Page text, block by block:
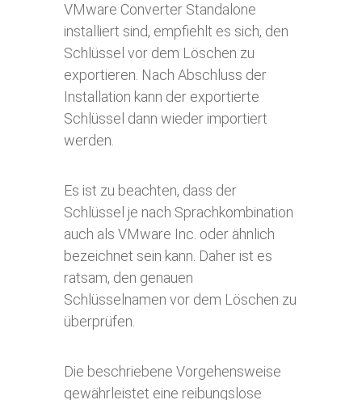
VMware Converter Standalone
installiert sind, empfiehlt es sich, den
Schlüssel vor dem Löschen zu
exportieren. Nach Abschluss der
Installation kann der exportierte
Schlüssel dann wieder importiert
werden.
Es ist zu beachten, dass der
Schlüssel je nach Sprachkombination
auch als VMware Inc. oder ähnlich
bezeichnet sein kann. Daher ist es
ratsam, den genauen
Schlüsselnamen vor dem Löschen zu
überprüfen.
Die beschriebene Vorgehensweise
gewährleistet eine reibungslose